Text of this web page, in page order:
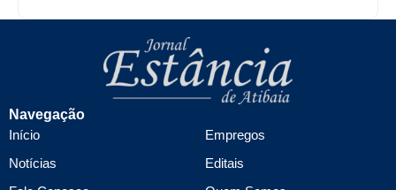
Navegação
Início
Notícias
Empregos
Editais